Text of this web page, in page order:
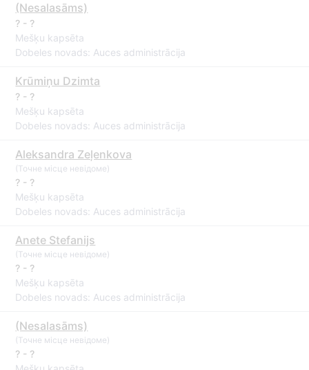
(Nesalasāms)
? - ?
Mešķu kapsēta
Dobeles novads: Auces administrācija
Krūmiņu Dzimta
? - ?
Mešķu kapsēta
Dobeles novads: Auces administrācija
Aleksandra Zeļenkova
(Точне місце невідоме)
? - ?
Mešķu kapsēta
Dobeles novads: Auces administrācija
Anete Stefanijs
(Точне місце невідоме)
? - ?
Mešķu kapsēta
Dobeles novads: Auces administrācija
(Nesalasāms)
(Точне місце невідоме)
? - ?